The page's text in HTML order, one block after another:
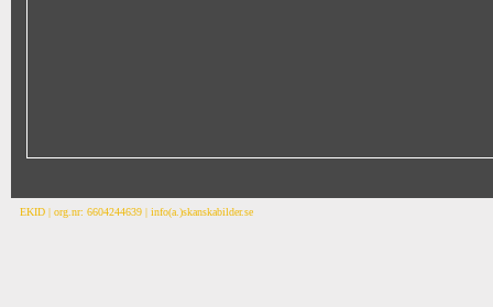
EKID | org.nr: 6604244639 | info(a.)skanskabilder.se